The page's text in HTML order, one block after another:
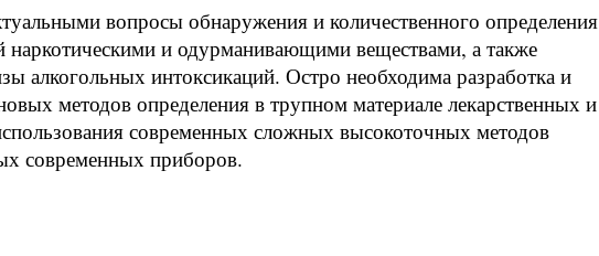
вопросы обнаружения и количественного определения
наркотическими и одурманивающими веществами, а также
алкогольных интоксикаций. Остро необходима разработка и
методов определения в трупном материале лекарственных и
современных сложных высокоточных методов
современных приборов.